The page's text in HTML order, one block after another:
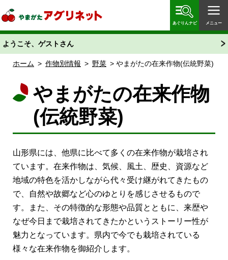
「あぐりん」
あぐりんナビ メニュー
ようこそ、ゲストさん
ホーム > 作物別情報 > 野菜 > やまがたの在来作物(伝統野菜)
やまがたの在来作物
(伝統野菜)
山形県には、他県に比べて多くの在来作物が栽培され
ています。在来作物は、気候、風土、歴史、資源など
地域の特色を活かしながら代々受け継がれてきたもの
で、自然や故郷など心のゆとりを感じさせるもので
す。また、その特徴的な形態や品質とともに、来歴や
なぜ今日まで栽培されてきたかというストーリー性が
魅力となっています。県内で今でも栽培されている
様々な在来作物を御紹介します。